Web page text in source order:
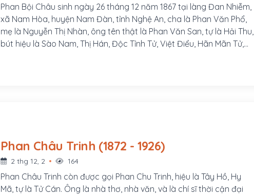
Phan Bội Châu sinh ngày 26 tháng 12 năm 1867 tại làng Đan Nhiễm,
xã Nam Hòa, huyện Nam Đàn, tỉnh Nghệ An, cha là Phan Văn Phổ,
mẹ là Nguyễn Thị Nhàn, ông tên thật là Phan Văn San, tự là Hải Thu,
bút hiệu là Sào Nam, Thị Hán, Độc Tỉnh Tử, Việt Điểu, Hãn Mãn Tử,
Phan Châu Trinh (1872 - 1926)
2 thg 12, 2 164
Phan Châu Trinh còn được gọi Phan Chu Trinh, hiệu là Tây Hồ, Hy
Mã, tự là Tử Cán. Ông là nhà thơ, nhà văn, và là chí sĩ thời cận đại